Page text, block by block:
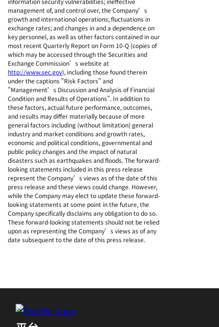
management of, and control over, the Company’s
growth and international operations; fluctuations in
exchange rates; and changes in and a dependence on
key personnel, as well as other factors contained in our
most recent Quarterly Report on Form 10-Q (copies of
which may be accessed through the Securities and
Exchange Commission’s website at
http://www.sec.gov), including those found therein
under the captions "Risk Factors" and
"Management’s Discussion and Analysis of Financial
Condition and Results of Operations". In addition to
these factors, actual future performance, outcomes,
and results may differ materially because of more
general factors including (without limitation) general
industry and market conditions and growth rates,
economic and political conditions, governmental and
public policy changes and the impact of natural
disasters such as earthquakes and floods. The forward-
looking statements included in this press release
represent the Company’s views as of the date of this
press release and these views could change. However,
while the Company may elect to update these forward-
looking statements at some point in the future, the
Company specifically disclaims any obligation to do so.
These forward-looking statements should not be relied
upon as representing the Company’s views as of any
date subsequent to the date of this press release.